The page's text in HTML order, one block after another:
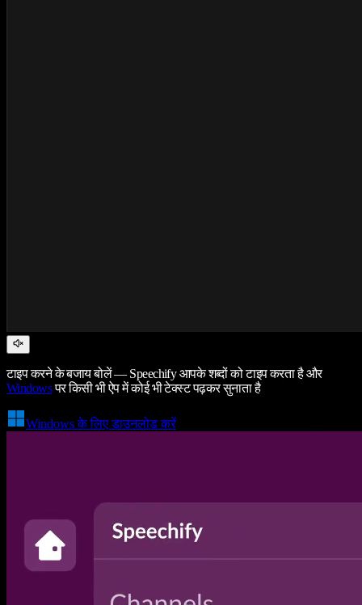
टाइप करने के बजाय बोलें — Speechify आपके शब्दों को टाइप करता है और
Windowsपर किसी भी ऐप में कोई भी टेक्स्ट पढ़कर सुनाता है
Windows के लिए डाउनलोड करें